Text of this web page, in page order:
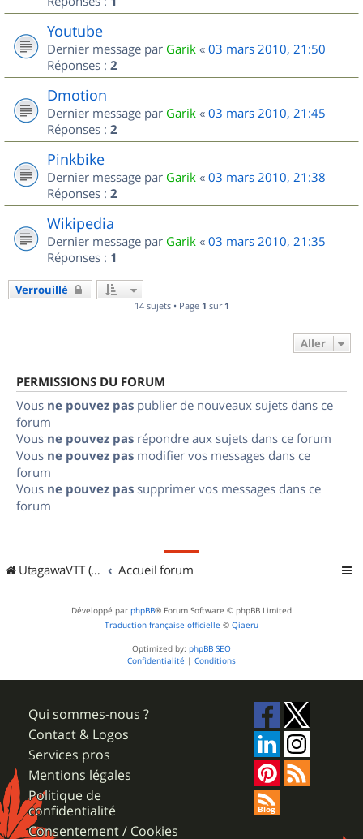
Youtube
Dernier message par Garik « 03 mars 2010, 21:50
Réponses : 2
Dmotion
Dernier message par Garik « 03 mars 2010, 21:45
Réponses : 2
Pinkbike
Dernier message par Garik « 03 mars 2010, 21:38
Réponses : 2
Wikipedia
Dernier message par Garik « 03 mars 2010, 21:35
Réponses : 1
Verrouillé
14 sujets • Page 1 sur 1
Aller
PERMISSIONS DU FORUM
Vous ne pouvez pas publier de nouveaux sujets dans ce
forum
Vous ne pouvez pas répondre aux sujets dans ce forum
Vous ne pouvez pas modifier vos messages dans ce
forum
Vous ne pouvez pas supprimer vos messages dans ce
forum
UtagawaVTT (Randos VTT et VTTAE avec traces GPS) Accueil forum
Développé par phpBB® Forum Software © phpBB Limited
Traduction française officielle © Qiaeru
Optimized by: phpBB SEO
Confidentialité | Conditions
Qui sommes-nous ?
Contact & Logos
Services pros
Mentions légales
Politique de
confidentialité
Consentement / Cookies